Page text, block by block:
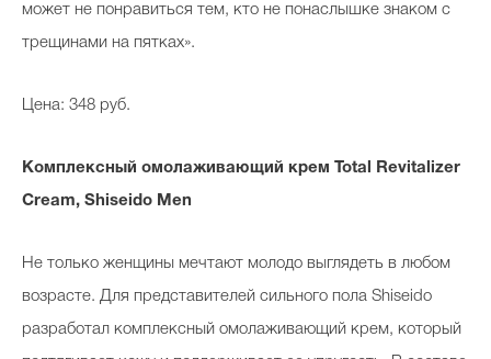
может не понравиться тем, кто не понаслышке знаком с
трещинами на пятках».
Цена: 348 руб.
Комплексный омолаживающий крем Total Revitalizer
Cream, Shiseido Men
Не только женщины мечтают молодо выглядеть в любом
возрасте. Для представителей сильного пола Shiseido
разработал комплексный омолаживающий крем, который